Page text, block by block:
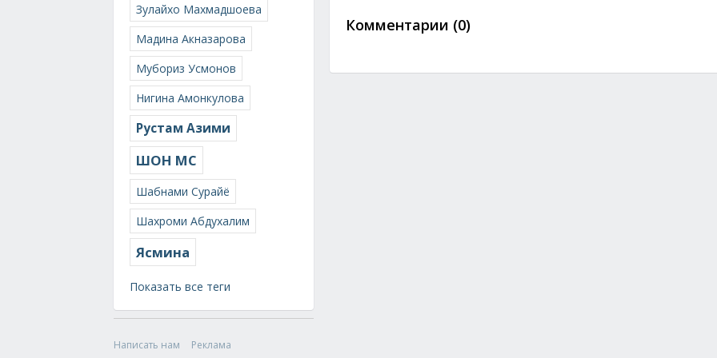
Зулайхо Махмадшоева
Мадина Акназарова
Мубориз Усмонов
Нигина Амонкулова
Рустам Азими
ШОН МС
Шабнами Сурайё
Шахроми Абдухалим
Ясмина
Показать все теги
Написать нам
Реклама
Комментарии (0)